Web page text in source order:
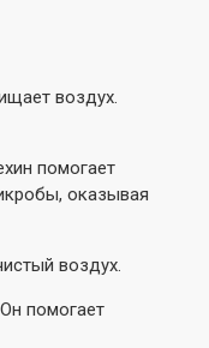
воздух.
помогает
оказывая
воздух.
помогает